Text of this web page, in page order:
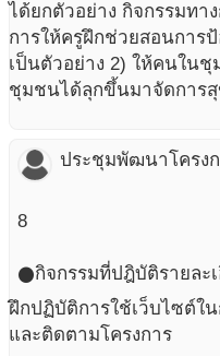
ได้ยกตัวอย่าง กิจกรรมทา
การให้ครูฝึกช่วยสอนการ
เป็นตัวอย่าง 2) ให้คนใน
ชุมชนได้ลุกขึ้นมาจัดการ
ประชุมพัฒนาโครง
8
circleกิจกรรมที่ปฎิบัติรายละ
ฝึกปฏิบัติการใช้เว็บไซต์ใ
และติดตามโครงการ